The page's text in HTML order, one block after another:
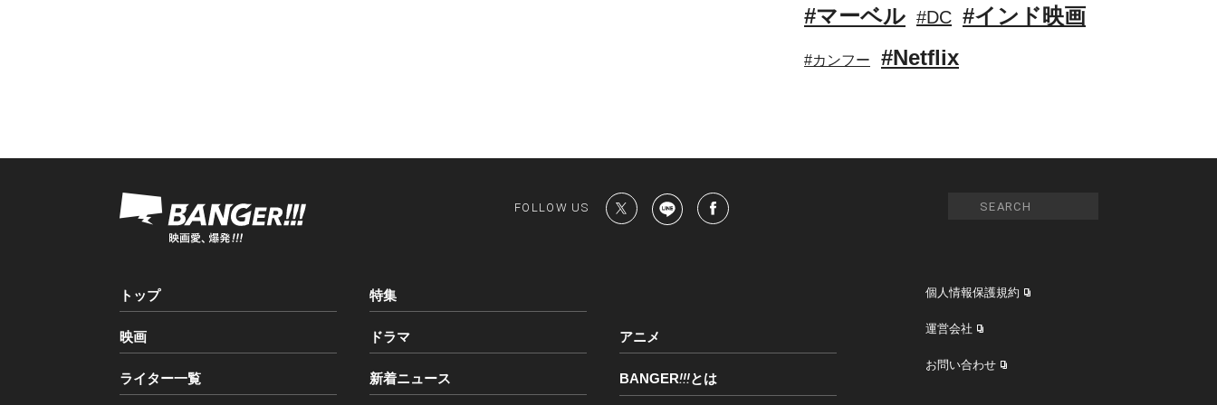
#マーベル #DC #インド映画
#カンフー #Netflix
FOLLOW US
トップ 特集
映画 ドラマ アニメ
ライター一覧 新着ニュース BANGER!!!とは
個人情報保護規約
運営会社
お問い合わせ